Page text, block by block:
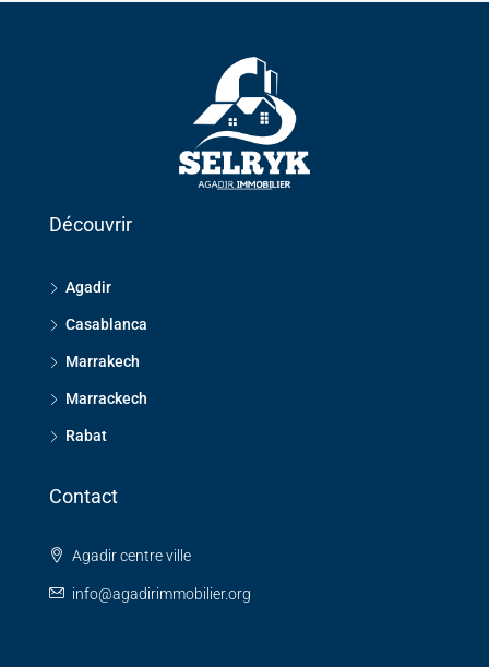
Découvrir
Agadir
Casablanca
Marrakech
Marrackech
Rabat
Contact
Agadir centre ville
info@agadirimmobilier.org